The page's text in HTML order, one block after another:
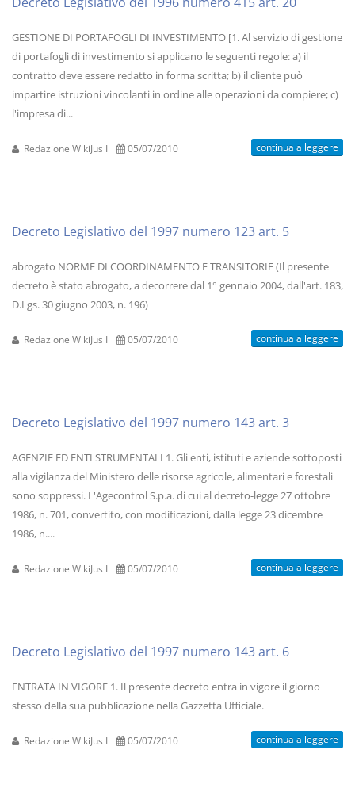
GESTIONE DI PORTAFOGLI DI INVESTIMENTO [1. Al servizio di gestione
di portafogli di investimento si applicano le seguenti regole: a) il
contratto deve essere redatto in forma scritta; b) il cliente può
impartire istruzioni vincolanti in ordine alle operazioni da compiere; c)
l'impresa di...
Redazione WikiJus I 05/07/2010 continua a leggere
Decreto Legislativo del 1997 numero 123 art. 5
abrogato NORME DI COORDINAMENTO E TRANSITORIE (Il presente
decreto è stato abrogato, a decorrere dal 1° gennaio 2004, dall'art. 183,
D.Lgs. 30 giugno 2003, n. 196)
Redazione WikiJus I 05/07/2010 continua a leggere
Decreto Legislativo del 1997 numero 143 art. 3
AGENZIE ED ENTI STRUMENTALI 1. Gli enti, istituti e aziende sottoposti
alla vigilanza del Ministero delle risorse agricole, alimentari e forestali
sono soppressi. L'Agecontrol S.p.a. di cui al decreto-legge 27 ottobre
1986, n. 701, convertito, con modificazioni, dalla legge 23 dicembre
1986, n....
Redazione WikiJus I 05/07/2010 continua a leggere
Decreto Legislativo del 1997 numero 143 art. 6
ENTRATA IN VIGORE 1. Il presente decreto entra in vigore il giorno
stesso della sua pubblicazione nella Gazzetta Ufficiale.
Redazione WikiJus I 05/07/2010 continua a leggere